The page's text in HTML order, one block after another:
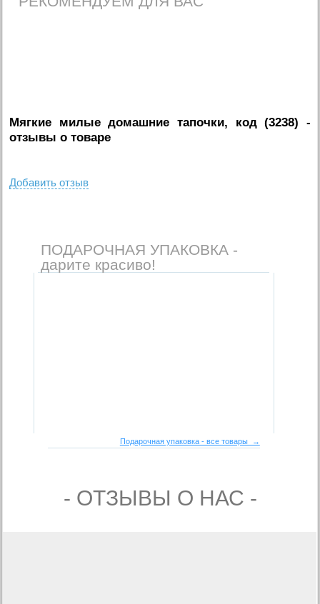
Мягкие милые домашние тапочки, код (3238) -
отзывы о товаре
Добавить отзыв
ПОДАРОЧНАЯ УПАКОВКА -
дарите красиво!
Подарочная упаковка - все товары →
- ОТЗЫВЫ О НАС -